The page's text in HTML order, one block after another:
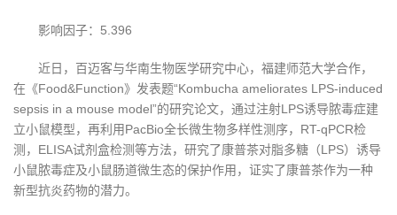
影响因子：5.396
近日，百迈客与华南生物医学研究中心，福建师范大学合作，
在《Food&Function》发表题“Kombucha ameliorates LPS-induced
sepsis in a mouse model”的研究论文，通过注射LPS诱导脓毒症建
立小鼠模型，再利用PacBio全长微生物多样性测序，RT-qPCR检
测，ELISA试剂盒检测等方法，研究了康普茶对脂多糖（LPS）诱导
小鼠脓毒症及小鼠肠道微生态的保护作用，证实了康普茶作为一种
新型抗炎药物的潜力。